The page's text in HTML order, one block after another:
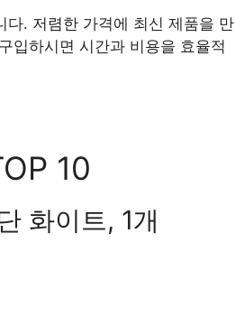
다. 저렴한 가격에 최신 제품을 만
입하시면 시간과 비용을 효율적
10
화이트, 1개